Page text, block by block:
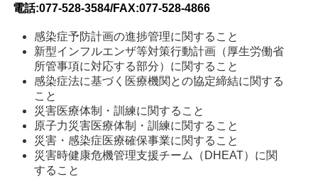
電話:077-528-3584/FAX:077-528-4866
感染症予防計画の進捗管理に関すること
新型インフルエンザ等対策行動計画（厚生労働省
所管事項に対応する部分）に関すること
感染症法に基づく医療機関との協定締結に関する
こと
災害医療体制・訓練に関すること
原子力災害医療体制・訓練に関すること
災害・感染症医療確保事業に関すること
災害時健康危機管理支援チーム（DHEAT）に関
すること